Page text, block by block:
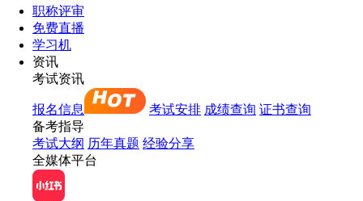
职称评审
免费直播
学习机
资讯
考试资讯
报名信息 考试安排 成绩查询 证书查询
备考指导
考试大纲 历年真题 经验分享
全媒体平台